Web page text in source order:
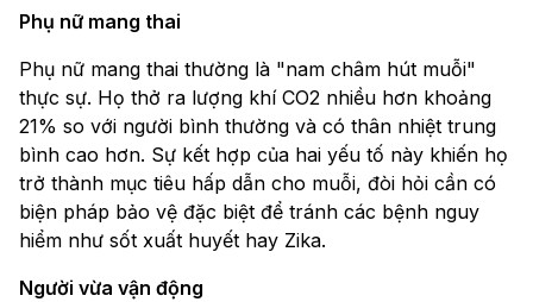
Phụ nữ mang thai
Phụ nữ mang thai thường là "nam châm hút muỗi"
thực sự. Họ thở ra lượng khí CO2 nhiều hơn khoảng
21% so với người bình thường và có thân nhiệt trung
bình cao hơn. Sự kết hợp của hai yếu tố này khiến họ
trở thành mục tiêu hấp dẫn cho muỗi, đòi hỏi cần có
biện pháp bảo vệ đặc biệt để tránh các bệnh nguy
hiểm như sốt xuất huyết hay Zika.
Người vừa vận động